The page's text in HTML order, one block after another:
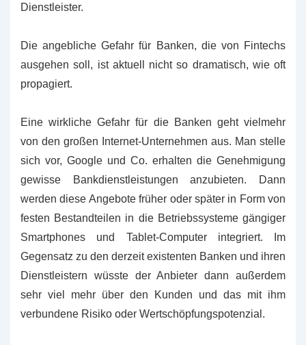
Dienstleister.
Die angebliche Gefahr für Banken, die von Fintechs
ausgehen soll, ist aktuell nicht so dramatisch, wie oft
propagiert.
Eine wirkliche Gefahr für die Banken geht vielmehr
von den großen Internet-Unternehmen aus. Man stelle
sich vor, Google und Co. erhalten die Genehmigung
gewisse Bankdienstleistungen anzubieten. Dann
werden diese Angebote früher oder später in Form von
festen Bestandteilen in die Betriebssysteme gängiger
Smartphones und Tablet-Computer integriert. Im
Gegensatz zu den derzeit existenten Banken und ihren
Dienstleistern wüsste der Anbieter dann außerdem
sehr viel mehr über den Kunden und das mit ihm
verbundene Risiko oder Wertschöpfungspotenzial.